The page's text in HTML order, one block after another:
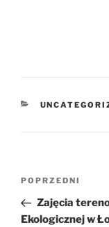
KATEGORIE
Nawigacja
Poprzedni
wpis
POPRZEDNI
Zajęcia
Ekologicznej w